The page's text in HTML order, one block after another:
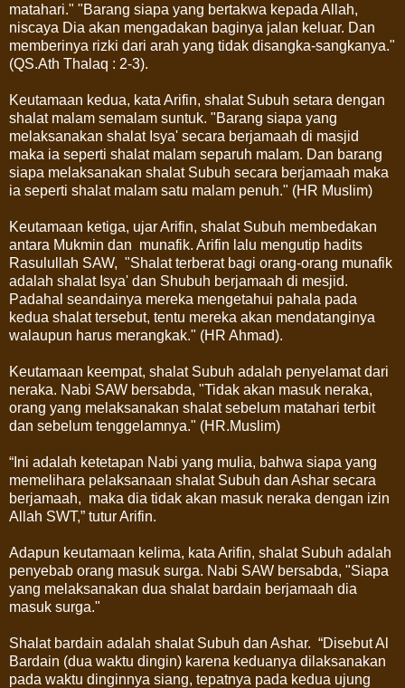
matahari." "Barang siapa yang bertakwa kepada Allah,
niscaya Dia akan mengadakan baginya jalan keluar. Dan
memberinya rizki dari arah yang tidak disangka-sangkanya."
(QS.Ath Thalaq : 2-3).
Keutamaan kedua, kata Arifin, shalat Subuh setara dengan
shalat malam semalam suntuk. "Barang siapa yang
melaksanakan shalat Isya' secara berjamaah di masjid
maka ia seperti shalat malam separuh malam. Dan barang
siapa melaksanakan shalat Subuh secara berjamaah maka
ia seperti shalat malam satu malam penuh." (HR Muslim)
Keutamaan ketiga, ujar Arifin, shalat Subuh membedakan
antara Mukmin dan munafik. Arifin lalu mengutip hadits
Rasulullah SAW, "Shalat terberat bagi orang-orang munafik
adalah shalat Isya' dan Shubuh berjamaah di mesjid.
Padahal seandainya mereka mengetahui pahala pada
kedua shalat tersebut, tentu mereka akan mendatanginya
walaupun harus merangkak." (HR Ahmad).
Keutamaan keempat, shalat Subuh adalah penyelamat dari
neraka. Nabi SAW bersabda, "Tidak akan masuk neraka,
orang yang melaksanakan shalat sebelum matahari terbit
dan sebelum tenggelamnya." (HR.Muslim)
“Ini adalah ketetapan Nabi yang mulia, bahwa siapa yang
memelihara pelaksanaan shalat Subuh dan Ashar secara
berjamaah, maka dia tidak akan masuk neraka dengan izin
Allah SWT,” tutur Arifin.
Adapun keutamaan kelima, kata Arifin, shalat Subuh adalah
penyebab orang masuk surga. Nabi SAW bersabda, "Siapa
yang melaksanakan dua shalat bardain berjamaah dia
masuk surga."
Shalat bardain adalah shalat Subuh dan Ashar. “Disebut Al
Bardain (dua waktu dingin) karena keduanya dilaksanakan
pada waktu dinginnya siang, tepatnya pada kedua ujung